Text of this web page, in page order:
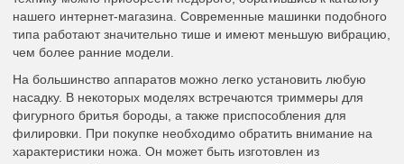
нашего интернет-магазина. Современные машинки подобного
типа работают значительно тише и имеют меньшую вибрацию,
чем более ранние модели.
На большинство аппаратов можно легко установить любую
насадку. В некоторых моделях встречаются триммеры для
фигурного бритья бороды, а также приспособления для
филировки. При покупке необходимо обратить внимание на
характеристики ножа. Он может быть изготовлен из